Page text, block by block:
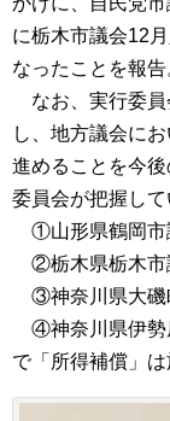
に栃木市議会12
なったことを報告
なお、実行委員
し、地方議会に
進めることを今
委員会が把握して
①山形県鶴岡市
②栃木県栃木市
③神奈川県大磯
④神奈川県伊勢
で「所得補償」は